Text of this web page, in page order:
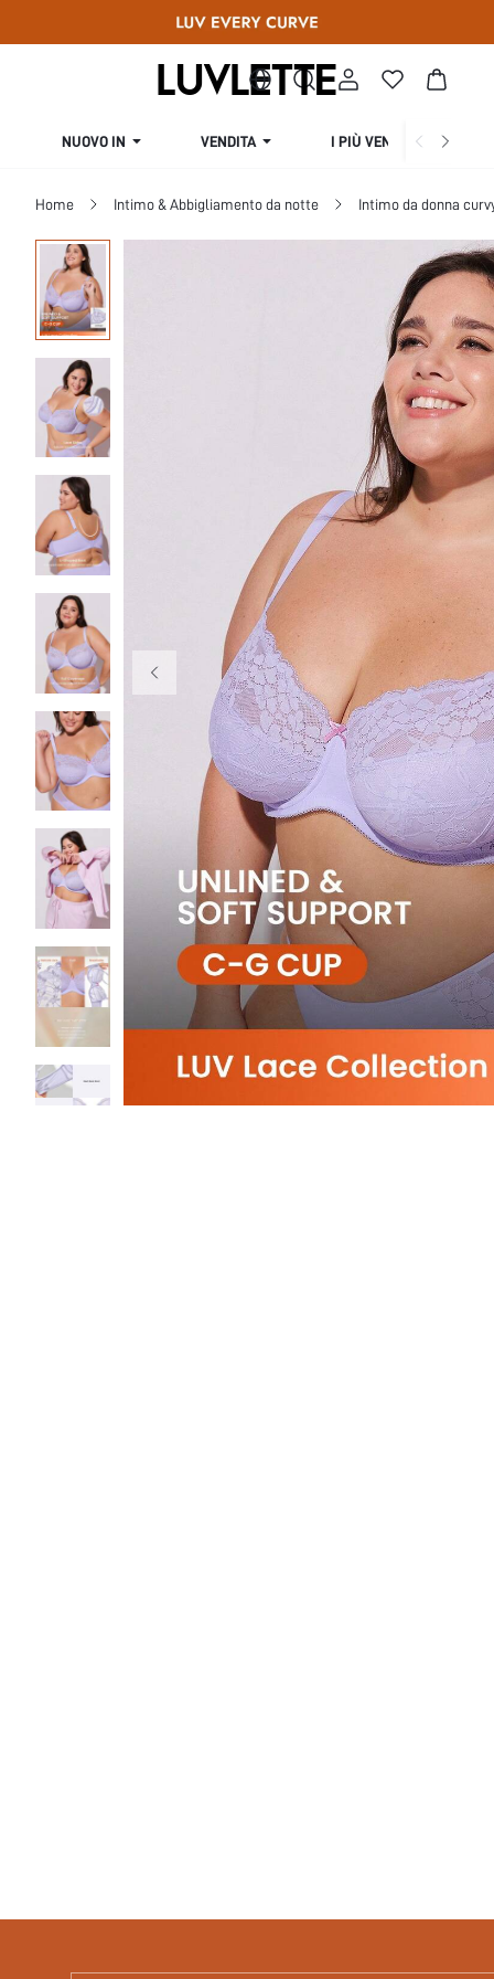
NUOVO IN VENDITA I PIÙ VENDUTI
Home Intimo & Abbigliamento da notte Intimo da donna